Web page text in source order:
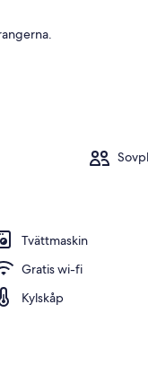
Tvättmaskin
Gratis wi-fi
Kylskåp